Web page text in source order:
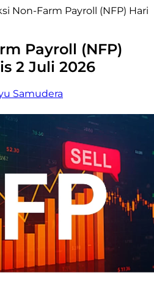
Non-Farm Payroll (NFP) Hari
Payroll (NFP)
2 Juli 2026
Samudera